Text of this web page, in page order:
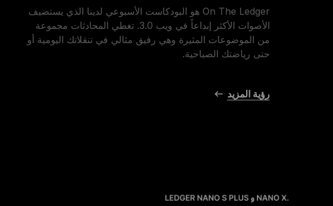
On The Ledger هو البودكاست الأسبوعي لدينا الذي يستضيف
الأصوات الأكثر إبداعاً في ويب 3.0. تغطي المحادثات مجموعة
من الموضوعات المثيرة وهي رفيق مثالي في تنقلاتك اليومية أو
حتى رياضتك الصباحية.
رؤية المزيد